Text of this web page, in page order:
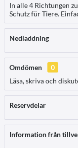
In alle 4 Richtungen
Schutz für Tiere.
Nedladdning
Omdömen
0
Läsa, skriva och
Reservdelar
Information från